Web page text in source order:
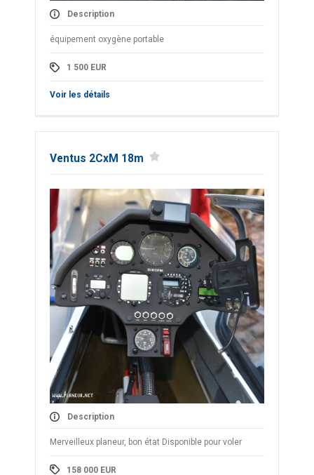
Description
équipement oxygène portable
1 500 EUR
Voir les détails
Ventus 2CxM 18m
Description
Merveilleux planeur, bon état Disponible pour voler
158 000 EUR